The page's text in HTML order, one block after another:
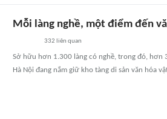
Mỗi làng nghề, một điểm đến
332 liên quan
Sở hữu hơn 1.300 làng có nghề, trong đó, hơn
Hà Nội đang nắm giữ kho tàng di sản văn hóa